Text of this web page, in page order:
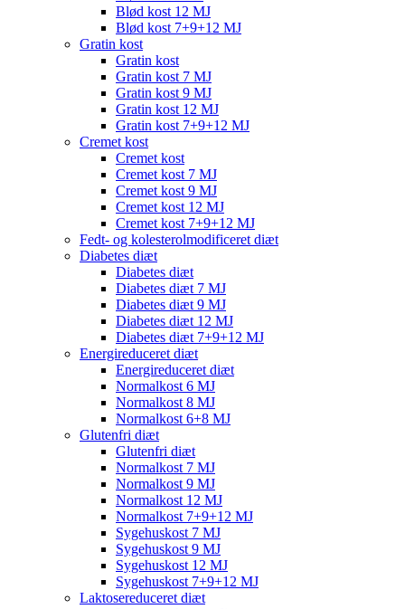
Blød kost 12 MJ
Blød kost 7+9+12 MJ
Gratin kost
Gratin kost
Gratin kost 7 MJ
Gratin kost 9 MJ
Gratin kost 12 MJ
Gratin kost 7+9+12 MJ
Cremet kost
Cremet kost
Cremet kost 7 MJ
Cremet kost 9 MJ
Cremet kost 12 MJ
Cremet kost 7+9+12 MJ
Fedt- og kolesterolmodificeret diæt
Diabetes diæt
Diabetes diæt
Diabetes diæt 7 MJ
Diabetes diæt 9 MJ
Diabetes diæt 12 MJ
Diabetes diæt 7+9+12 MJ
Energireduceret diæt
Energireduceret diæt
Normalkost 6 MJ
Normalkost 8 MJ
Normalkost 6+8 MJ
Glutenfri diæt
Glutenfri diæt
Normalkost 7 MJ
Normalkost 9 MJ
Normalkost 12 MJ
Normalkost 7+9+12 MJ
Sygehuskost 7 MJ
Sygehuskost 9 MJ
Sygehuskost 12 MJ
Sygehuskost 7+9+12 MJ
Laktosereduceret diæt